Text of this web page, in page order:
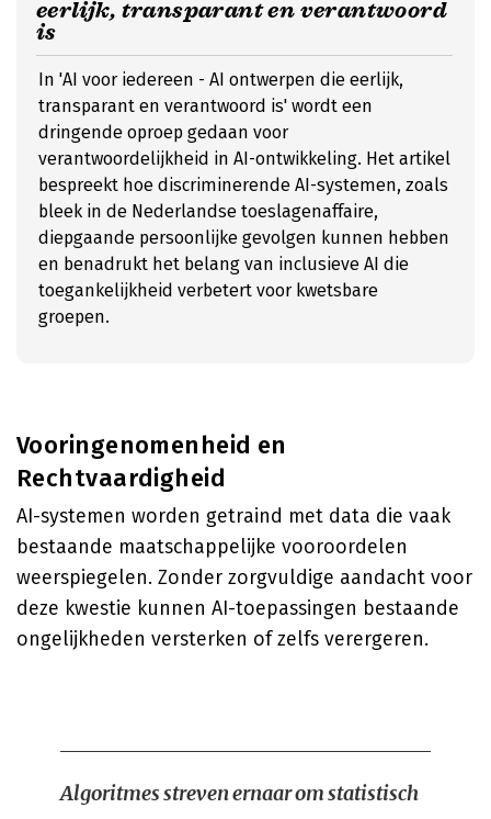
eerlijk, transparant en verantwoord
is
In 'AI voor iedereen - AI ontwerpen die eerlijk,
transparant en verantwoord is' wordt een
dringende oproep gedaan voor
verantwoordelijkheid in AI-ontwikkeling. Het artikel
bespreekt hoe discriminerende AI-systemen, zoals
bleek in de Nederlandse toeslagenaffaire,
diepgaande persoonlijke gevolgen kunnen hebben
en benadrukt het belang van inclusieve AI die
toegankelijkheid verbetert voor kwetsbare
groepen.
Vooringenomenheid en
Rechtvaardigheid
AI-systemen worden getraind met data die vaak
bestaande maatschappelijke vooroordelen
weerspiegelen. Zonder zorgvuldige aandacht voor
deze kwestie kunnen AI-toepassingen bestaande
ongelijkheden versterken of zelfs verergeren.
Algoritmes streven ernaar om statistisch